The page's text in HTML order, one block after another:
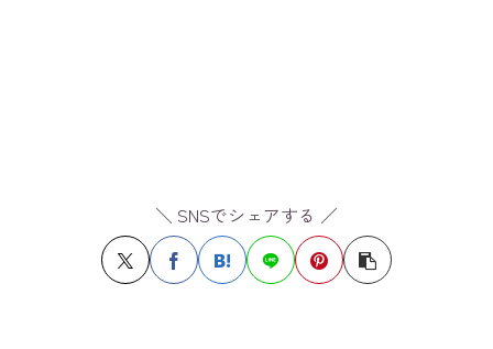
＼ SNSでシェアする ／